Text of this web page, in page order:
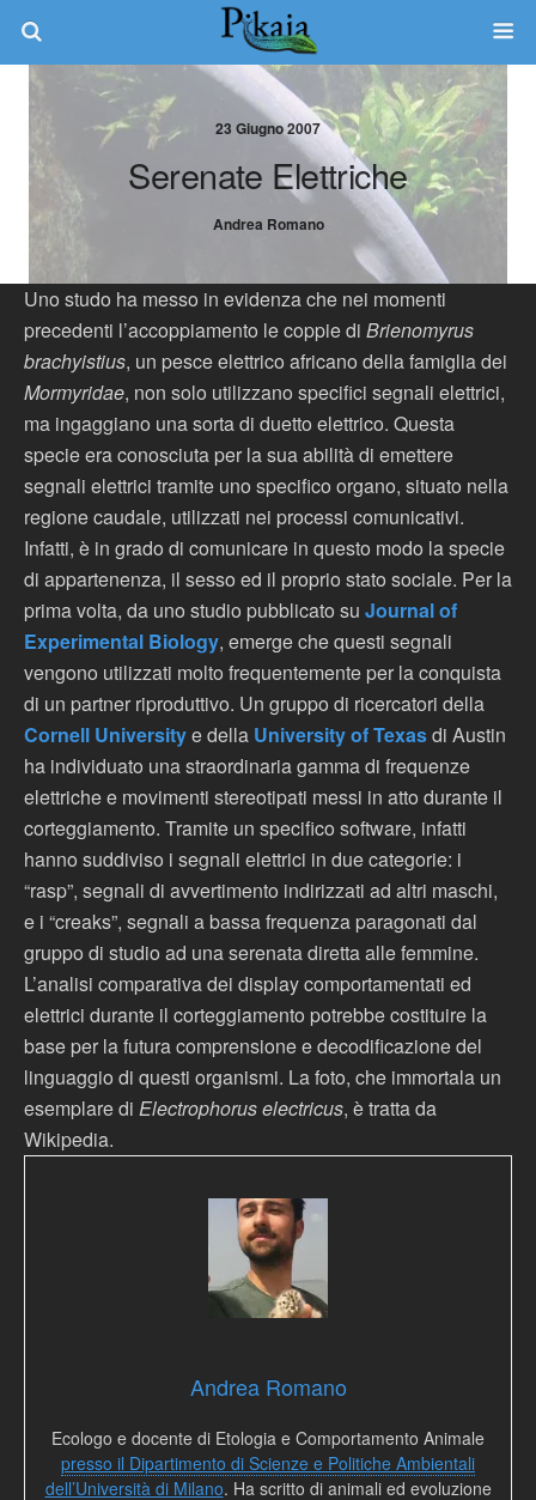
23 Giugno 2007
Serenate Elettriche
Andrea Romano
Uno studo ha messo in evidenza che nei momenti
precedenti l’accoppiamento le coppie di Brienomyrus
brachyistius, un pesce elettrico africano della famiglia dei
Mormyridae, non solo utilizzano specifici segnali elettrici,
ma ingaggiano una sorta di duetto elettrico. Questa
specie era conosciuta per la sua abilità di emettere
segnali elettrici tramite uno specifico organo, situato nella
regione caudale, utilizzati nei processi comunicativi.
Infatti, è in grado di comunicare in questo modo la specie
di appartenenza, il sesso ed il proprio stato sociale. Per la
prima volta, da uno studio pubblicato su Journal of
Experimental Biology, emerge che questi segnali
vengono utilizzati molto frequentemente per la conquista
di un partner riproduttivo. Un gruppo di ricercatori della
Cornell Universitye della University of Texasdi Austin
ha individuato una straordinaria gamma di frequenze
elettriche e movimenti stereotipati messi in atto durante il
corteggiamento. Tramite un specifico software, infatti
hanno suddiviso i segnali elettrici in due categorie: i
“rasp”, segnali di avvertimento indirizzati ad altri maschi,
e i “creaks”, segnali a bassa frequenza paragonati dal
gruppo di studio ad una serenata diretta alle femmine.
L’analisi comparativa dei display comportamentati ed
elettrici durante il corteggiamento potrebbe costituire la
base per la futura comprensione e decodificazione del
linguaggio di questi organismi. La foto, che immortala un
esemplare di Electrophorus electricus, è tratta da
Wikipedia.
Andrea Romano
Ecologo e docente di Etologia e Comportamento Animale
presso il Dipartimento di Scienze e Politiche Ambientali
dell’Università di Milano. Ha scritto di animali ed evoluzione